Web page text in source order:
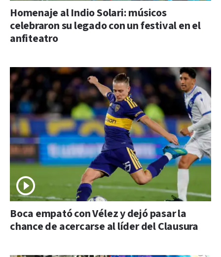
Homenaje al Indio Solari: músicos
celebraron su legado con un festival en el
anfiteatro
Boca empató con Vélez y dejó pasar la
chance de acercarse al líder del Clausura